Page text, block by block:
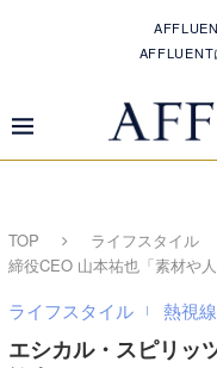
AFFLUENT
TOP ライフスタイル
締役CEO 山本祐也「素材や
ライフスタイル 熱視
エシカル・スピリッ